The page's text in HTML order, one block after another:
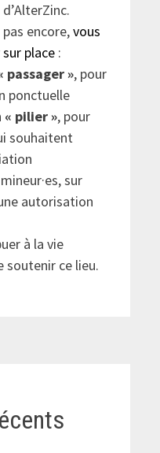
pas encore,vous
place :
passager », pour
ponctuelle
« pilier », pour
souhaitent
sur
autorisation
à la vie
soutenir ce lieu.